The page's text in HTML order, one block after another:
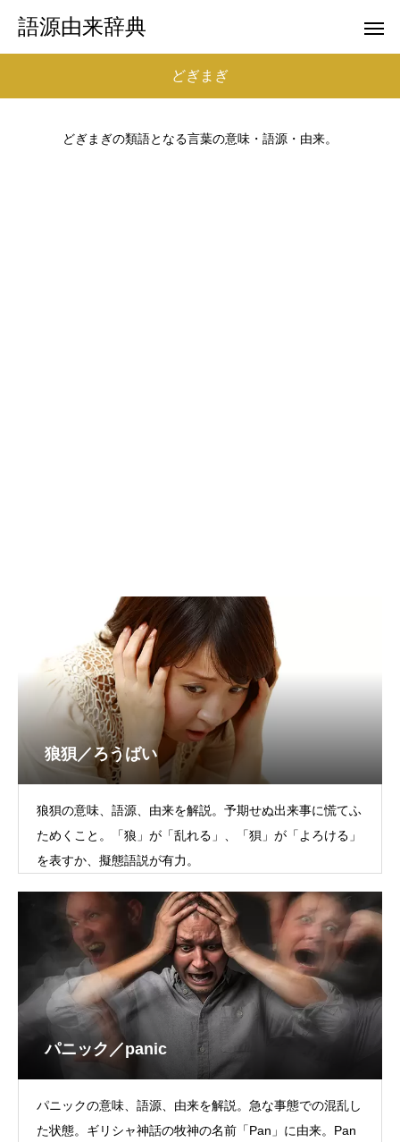
語源由来辞典
どぎまぎ
どぎまぎの類語となる言葉の意味・語源・由来。
狼狽／ろうばい
狼狽の意味、語源、由来を解説。予期せぬ出来事に慌てふ
ためくこと。「狼」が「乱れる」、「狽」が「よろける」
を表すか、擬態語説が有力。
パニック／panic
パニックの意味、語源、由来を解説。急な事態での混乱し
た状態。ギリシャ神話の牧神の名前「Pan」に由来。Pan